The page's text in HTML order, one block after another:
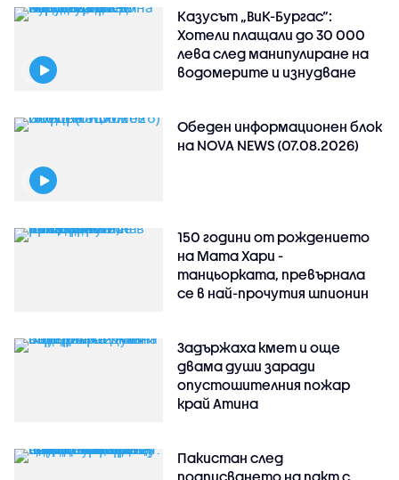
Казусът „ВиК-Бургас“:
Хотели плащали до 30 000
лева след манипулиране на
водомерите и изнудване
Обеден информационен блок
на NOVA NEWS (07.08.2026)
150 години от рождението
на Мата Хари -
танцьорката, превърнала
се в най-прочутия шпионин
Задържаха кмет и още
двама души заради
опустошителния пожар
край Атина
Пакистан след
подписването на пакт с